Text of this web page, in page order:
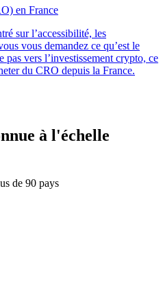
en France
sur l’accessibilité, les
vous demandez ce qu’est le
vers l’investissement crypto, ce
du CRO depuis la France.
à l'échelle
de 90 pays